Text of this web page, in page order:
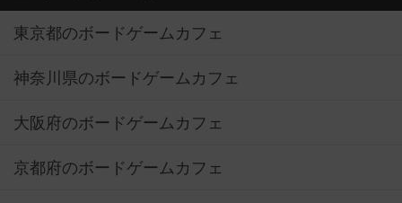
東京都のボードゲームカフェ
神奈川県のボードゲームカフェ
大阪府のボードゲームカフェ
京都府のボードゲームカフェ